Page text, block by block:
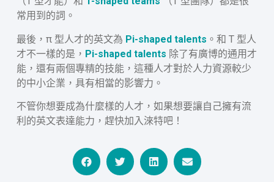
常用到的詞。
最後，π 型人才的英文為 Pi-shaped talents 。和 T 型人
才不一樣的是， Pi-shaped talents 除了有廣博的通用才
能，還有兩個專精的技能，這種人才對於人力資源較少
的中小企業，具有相當的影響力。
不管你想要成為什麼樣的人才，如果想要讓自己擁有流
利的英文表達能力，趕快加入淶特吧！